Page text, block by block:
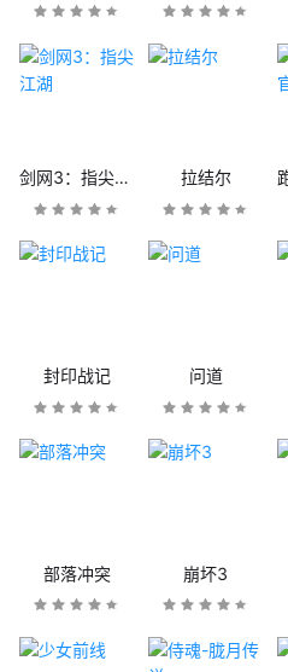
剑网3：指尖江湖 拉结尔
封印战记 问道
部落冲突 崩坏3